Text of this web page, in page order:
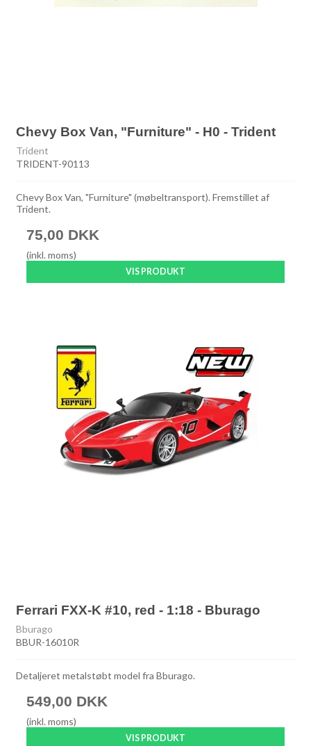
Chevy Box Van, "Furniture" - H0 - Trident
Trident
TRIDENT-90113
Chevy Box Van, "Furniture" (møbeltransport). Fremstillet af
Trident.
75,00 DKK
(inkl. moms)
VIS PRODUKT
Ferrari FXX-K #10, red - 1:18 - Bburago
Bburago
BBUR-16010R
Detaljeret metalstøbt model fra Bburago.
549,00 DKK
(inkl. moms)
VIS PRODUKT